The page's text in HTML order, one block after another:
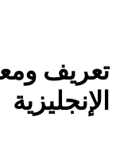
الإنجليزية